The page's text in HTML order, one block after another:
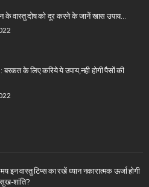
के वास्तु दोष को दूर करने के जानें खास उपाय…
के लिए करिये ये उपाय,नही होगी पैसों की
इन वास्तु टिप्स का रखें ध्यान नकारात्मक ऊर्जा होगी
शांति?